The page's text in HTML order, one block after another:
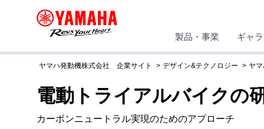
製品・事業 ギャ
ヤマハ発動機株式会社 企業サイト デザイン&テクノロジー ヤ
電動トライアルバイクの
カーボンニュートラル実現のためのアプローチ